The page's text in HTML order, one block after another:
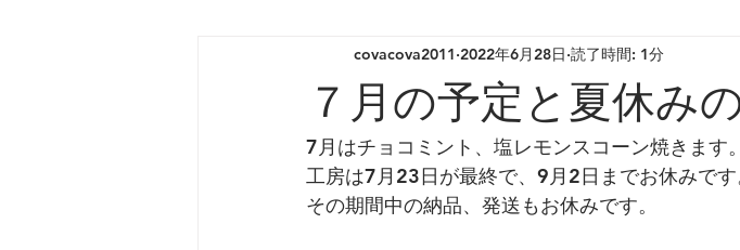
全く焼菓子が関係ない話 はじめまして、こばこばです。
出店、納品のご依頼お待ちしております。 わっかのいえin花見川
７月の予定と夏休み
covacova2011 2022年6月28日 読了時間: 1分
7月はチョコミント、塩レモンスコーン焼きます
工房は7月23日が最終で、9月2日までお休みです
その期間中の納品、発送もお休みです。